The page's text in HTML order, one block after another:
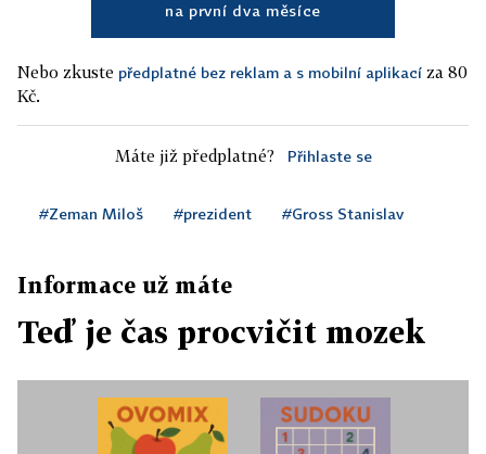
na první dva měsíce
Nebo zkuste předplatné bez reklam a s mobilní aplikací za 80
Kč.
Máte již předplatné? Přihlaste se
#Zeman Miloš #prezident #Gross Stanislav
Informace už máte
Teď je čas procvičit mozek